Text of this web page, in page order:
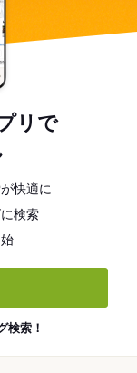
リで
快適に
検索
検索！